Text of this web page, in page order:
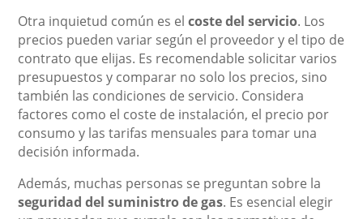
Otra inquietud común es elcoste del servicio. Los
precios pueden variar según el proveedor y el tipo de
contrato que elijas. Es recomendable solicitar varios
presupuestos y comparar no solo los precios, sino
también las condiciones de servicio. Considera
factores como el coste de instalación, el precio por
consumo y las tarifas mensuales para tomar una
decisión informada.
Además, muchas personas se preguntan sobre la
seguridad del suministro de gas. Es esencial elegir